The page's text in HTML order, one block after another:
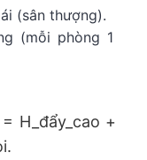
(sân thượng).
(mỗi phòng 1
H_đẩy_cao +